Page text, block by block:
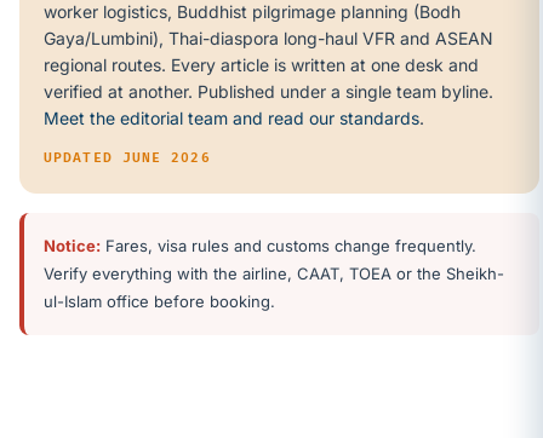
worker logistics, Buddhist pilgrimage planning (Bodh
Gaya/Lumbini), Thai-diaspora long-haul VFR and ASEAN
regional routes. Every article is written at one desk and
verified at another. Published under a single team byline.
Meet the editorial team and read our standards.
UPDATED JUNE 2026
Notice: Fares, visa rules and customs change frequently.
Verify everything with the airline, CAAT, TOEA or the Sheikh-
ul-Islam office before booking.